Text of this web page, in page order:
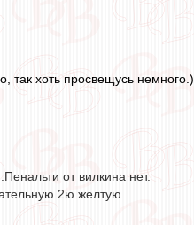
так хоть просвещусь немного.)
от вилкина нет.
2ю желтую.